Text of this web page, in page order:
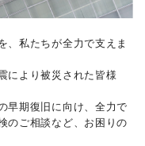
、私たちが全力で支えま
により被災された皆様
早期復旧に向け、全力で
のご相談など、お困りの